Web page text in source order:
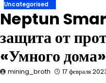
Uncategorised
Neptun
защита от
«Умного дома»
mining_broth 17 февраля